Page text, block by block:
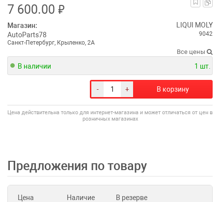
7 600.00 ₽
Магазин:
AutoParts78
Санкт-Петербург, Крыленко, 2А
LIQUI MOLY
9042
Все цены
В наличии 1 шт.
- + В корзину
Цена действительна только для интернет-магазина и может отличаться от цен в
розничных магазинах
Предложения по товару
Цена Наличие В резерве